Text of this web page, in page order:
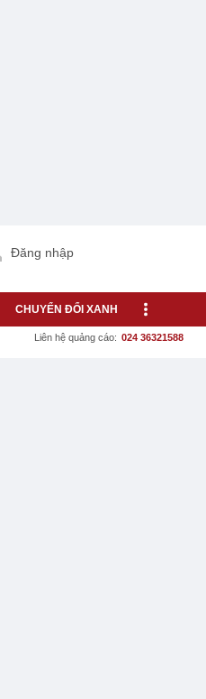
Đăng nhập
CHUYỂN ĐỔI XANH
Liên hệ quảng cáo: 024 36321588